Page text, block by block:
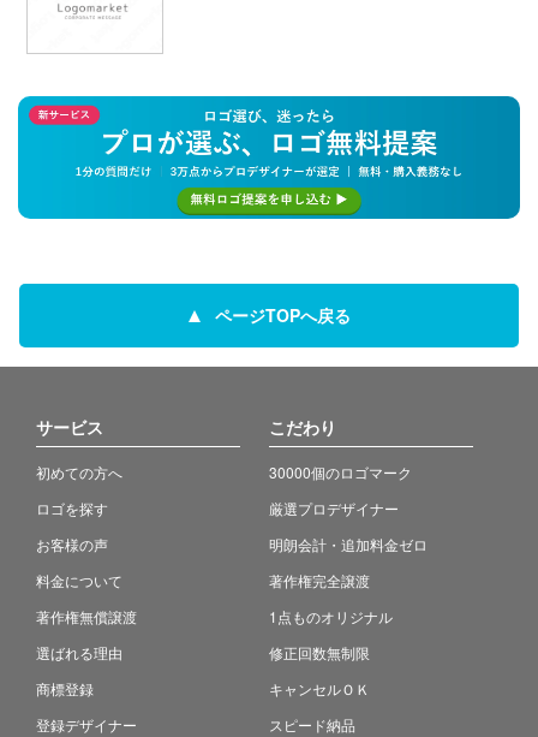
ページTOPへ戻る
サービス
初めての方へ
ロゴを探す
お客様の声
料金について
著作権無償譲渡
選ばれる理由
商標登録
登録デザイナー
こだわり
30000個のロゴマーク
厳選プロデザイナー
明朗会計・追加料金ゼロ
著作権完全譲渡
1点ものオリジナル
修正回数無制限
キャンセルＯＫ
スピード納品